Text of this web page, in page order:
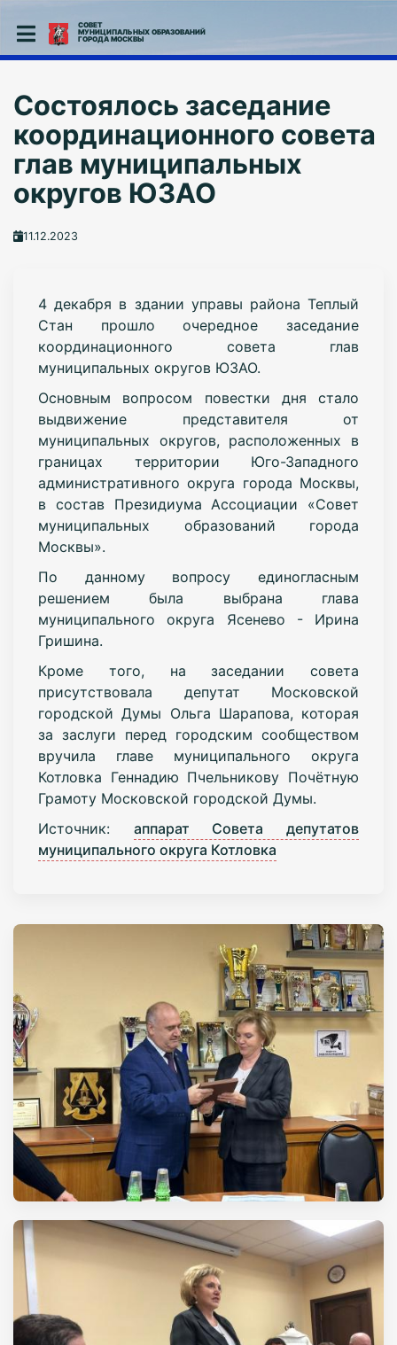
СОВЕТ
МУНИЦИПАЛЬНЫХ ОБРАЗОВАНИЙ
ГОРОДА МОСКВЫ
Состоялось заседание
координационного совета
глав муниципальных
округов ЮЗАО
11.12.2023
4 декабря в здании управы района Теплый
Стан прошло очередное заседание
координационного совета глав
муниципальных округов ЮЗАО.
Основным вопросом повестки дня стало
выдвижение представителя от
муниципальных округов, расположенных в
границах территории Юго-Западного
административного округа города Москвы,
в состав Президиума Ассоциации «Совет
муниципальных образований города
Москвы».
По данному вопросу единогласным
решением была выбрана глава
муниципального округа Ясенево - Ирина
Гришина.
Кроме того, на заседании совета
присутствовала депутат Московской
городской Думы Ольга Шарапова, которая
за заслуги перед городским сообществом
вручила главе муниципального округа
Котловка Геннадию Пчельникову Почётную
Грамоту Московской городской Думы.
Источник: аппарат Совета депутатов
муниципального округа Котловка